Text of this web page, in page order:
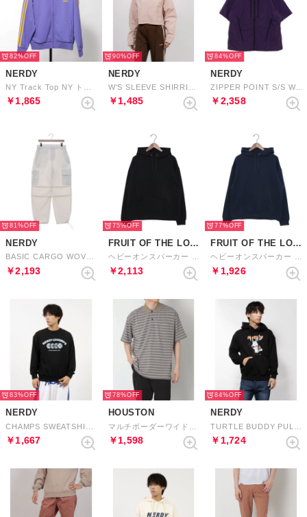
82%
NERDY
￥1,865
90%
NERDY
￥1,485
84%
NERDY
￥2,358
81%
NERDY
BASIC CARGO WOVEN PANTS （BEIGE） ベーシックカーゴウーブンパンツ（ベージュ）
￥2,193
75%
FRUIT OF THE LOOM
ヘビーオンスパーカー （ブラック）
￥2,113
77%
FRUIT OF THE LOOM
ヘビーオンスパーカー （ネイビー）
￥1,926
83%
NERDY
￥1,667
78%
HOUSTON
￥1,598
84%
NERDY
￥1,724